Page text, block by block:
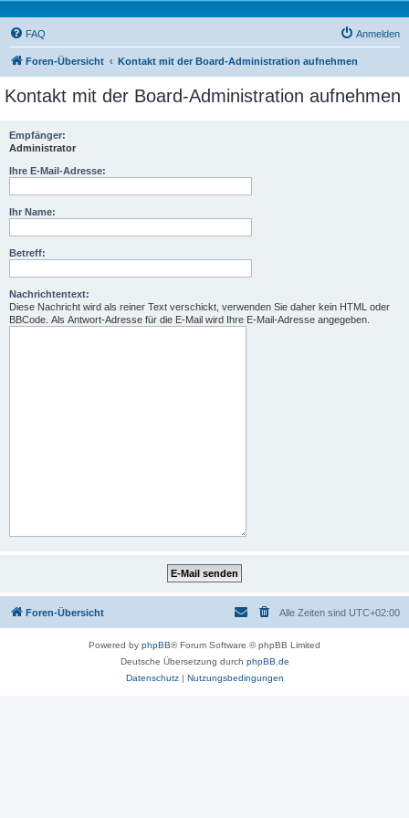
FAQ Anmelden
Foren-Übersicht Kontakt mit der Board-Administration aufnehmen
Kontakt mit der Board-Administration aufnehmen
Empfänger:
Administrator
Ihre E-Mail-Adresse:
Ihr Name:
Betreff:
Nachrichtentext:
Diese Nachricht wird als reiner Text verschickt, verwenden Sie daher kein HTML oder
BBCode. Als Antwort-Adresse für die E-Mail wird Ihre E-Mail-Adresse angegeben.
Foren-Übersicht Alle Zeiten sind UTC+02:00
Powered by phpBB® Forum Software © phpBB Limited
Deutsche Übersetzung durch phpBB.de
Datenschutz| Nutzungsbedingungen